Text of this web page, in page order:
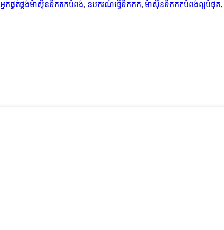
អ្នកផ្គត់ផ្គង់ម៉ាស៊ីនទឹកកកបំពង់, ឧបករណ៍ធ្វើទឹកកក, ម៉ាស៊ីនទឹកកកបំពង់ល្អបំផុត,